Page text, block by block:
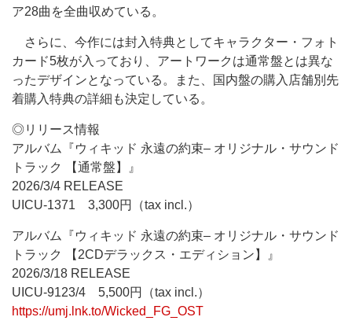
ア28曲を全曲収めている。
さらに、今作には封入特典としてキャラクター・フォト
カード5枚が入っており、アートワークは通常盤とは異な
ったデザインとなっている。また、国内盤の購入店舗別先
着購入特典の詳細も決定している。
◎リリース情報
アルバム『ウィキッド 永遠の約束– オリジナル・サウンド
トラック 【通常盤】』
2026/3/4 RELEASE
UICU-1371 3,300円（tax incl.）
アルバム『ウィキッド 永遠の約束– オリジナル・サウンド
トラック 【2CDデラックス・エディション】』
2026/3/18 RELEASE
UICU-9123/4 5,500円（tax incl.）
https://umj.lnk.to/Wicked_FG_OST